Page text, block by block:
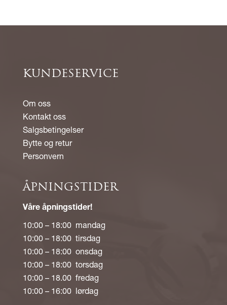
KUNDESERVICE
Om oss
Kontakt oss
Salgsbetingelser
Bytte og retur
Personvern
ÅPNINGSTIDER
Våre åpningstider!
10:00 – 18:00 mandag
10:00 – 18:00 tirsdag
10:00 – 18:00 onsdag
10:00 – 18:00 torsdag
10:00 – 18.00 fredag
10:00 – 16:00 lørdag